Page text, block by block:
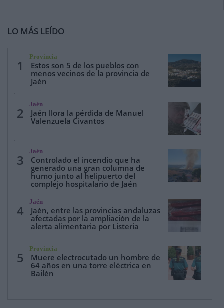
LO MÁS LEÍDO
1
Provincia
Estos son 5 de los pueblos con
menos vecinos de la provincia de
Jaén
2
Jaén
Jaén llora la pérdida de Manuel
Valenzuela Civantos
3
Jaén
Controlado el incendio que ha
generado una gran columna de
humo junto al helipuerto del
complejo hospitalario de Jaén
4
Jaén
Jaén, entre las provincias andaluzas
afectadas por la ampliación de la
alerta alimentaria por Listeria
5
Provincia
Muere electrocutado un hombre de
64 años en una torre eléctrica en
Bailén